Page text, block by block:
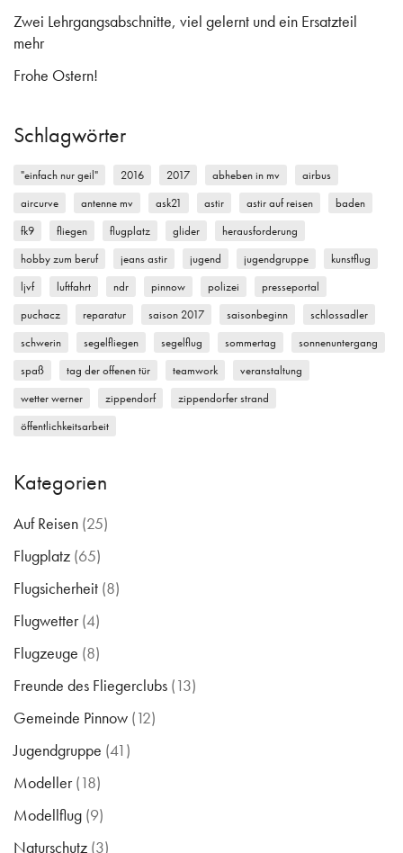
Zwei Lehrgangsabschnitte, viel gelernt und ein Ersatzteil
mehr
Frohe Ostern!
Schlagwörter
"einfach nur geil" 2016 2017 abheben in mv
airbus
aircurve
antenne mv ask21 astir astir auf reisen
baden
fk9
fliegen flugplatz glider
herausforderung
hobby zum beruf
jeans astir jugend jugendgruppe
kunstflug
ljvf
luftfahrt ndr pinnow polizei
presseportal
puchacz
reparatur saison 2017 saisonbeginn
schlossadler
schwerin
segelfliegen segelflug sommertag
sonnenuntergang
spaß
tag der offenen tür teamwork
veranstaltung
wetter werner
zippendorf
zippendorfer strand
öffentlichkeitsarbeit
Kategorien
Auf Reisen (25)
Flugplatz (65)
Flugsicherheit (8)
Flugwetter(4)
Flugzeuge (8)
Freunde des Fliegerclubs (13)
Gemeinde Pinnow (12)
Jugendgruppe (41)
Modeller(18)
Modellflug (9)
Naturschutz (3)